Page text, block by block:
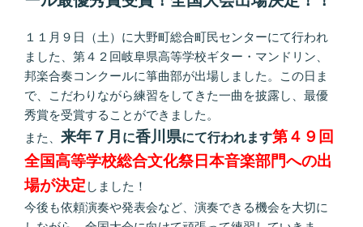
１１月９日（土）に大野町総合町民センターにて行われ
ました、第４２回岐阜県高等学校ギター・マンドリン、
邦楽合奏コンクールに箏曲部が出場しました。この日ま
で、こだわりながら練習をしてきた一曲を披露し、最優
秀賞を受賞することができました。
また、 来年７月 に香川県にて行われます第４９回
全国高等学校総合文化祭日本音楽部門への出
場が決定 しました！
今後も依頼演奏や発表会など、演奏できる機会を大切に